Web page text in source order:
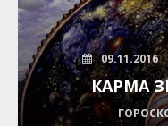
09.11.2016
КАРМА